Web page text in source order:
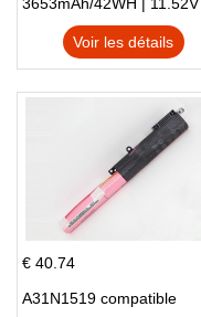
X705UN X705UD
Voir les détails
€ 40.74
A31N1519 compatible